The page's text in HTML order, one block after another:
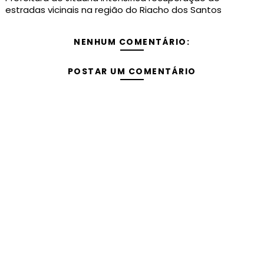
estradas vicinais na região do Riacho dos Santos
NENHUM COMENTÁRIO:
POSTAR UM COMENTÁRIO